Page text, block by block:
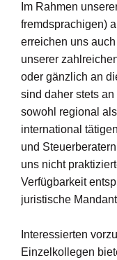
Im Rahmen
fremdsprachigen)
erreichen uns
unserer
oder gänzlich an
sind daher stets
sowohl regional
international
und
uns nicht
Verfügbarkeit
juristische
Interessierten
Einzelkollegen